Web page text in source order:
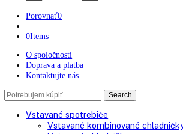
Gastrozóna
Porovnať 0
0Items
O spoločnosti
Kontaktujte nás